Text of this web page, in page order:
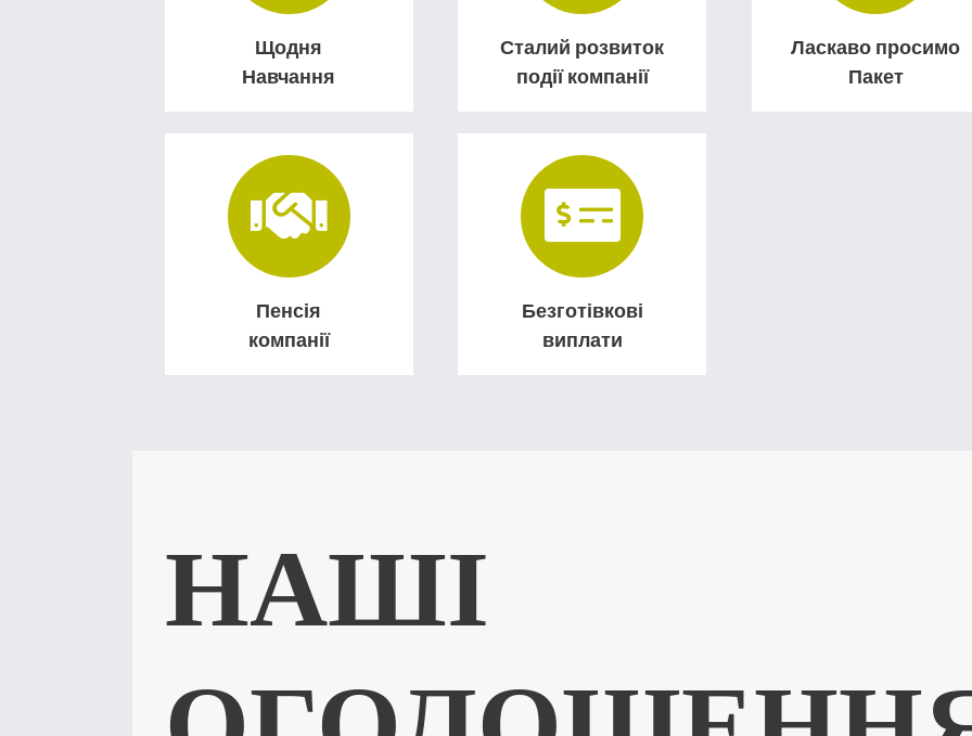
Щодня
Навчання
Сталий розвиток
події компанії
Ласкаво просимо
Пакет
Пенсія
компанії
Безготівкові
виплати
НАШІ